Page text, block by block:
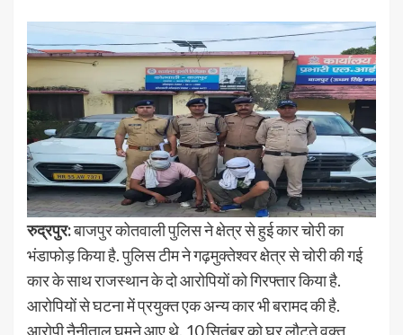
रुद्रपुर:बाजपुर कोतवाली पुलिस ने क्षेत्र से हुई कार चोरी का
भंडाफोड़ किया है. पुलिस टीम ने गढ़मुक्तेश्वर क्षेत्र से चोरी की गई
कार के साथ राजस्थान के दो आरोपियों को गिरफ्तार किया है.
आरोपियों से घटना में प्रयुक्त एक अन्य कार भी बरामद की है.
आरोपी नैनीताल घूमने आए थे. 10 सितंबर को घर लौटते वक्त